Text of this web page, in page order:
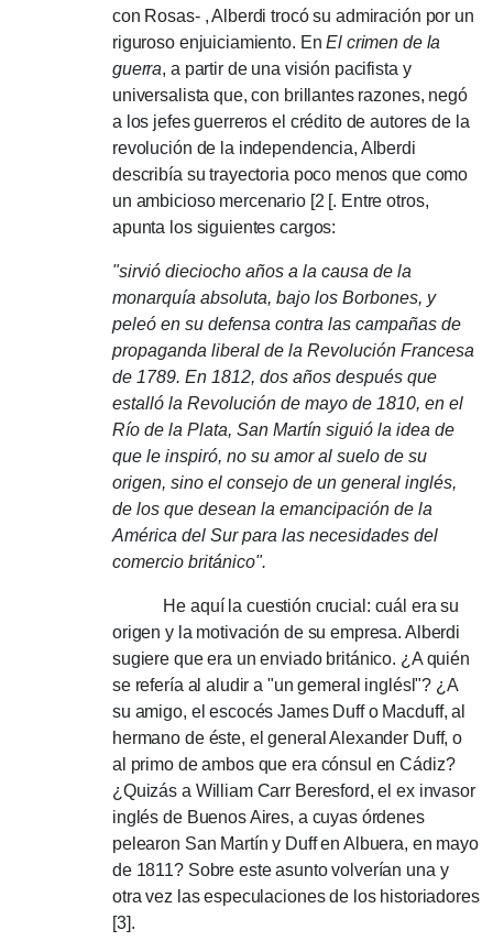
con Rosas- ,Alberdi trocó su admiración por un
riguroso enjuiciamiento. EnEl crimen de la
guerra, a partir de una visión pacifista y
universalista que, con brillantes razones, negó
a los jefes guerreros el crédito de autores de la
revolución de la independencia, Alberdi
describía su trayectoria poco menos que como
un ambicioso mercenario [2 [. Entre otros,
apunta los siguientes cargos:
"sirvió dieciocho años a la causa de la
monarquía absoluta, bajo los Borbones, y
peleó en su defensa contra las campañas de
propaganda liberal de la Revolución Francesa
de 1789. En 1812, dos años después que
estalló la Revolución de mayo de 1810, en el
Río de la Plata, San Martín siguió la idea de
que le inspiró, no su amor al suelo de su
origen, sino el consejo de un general inglés,
de los que desean la emancipación de la
América del Sur para las necesidades del
comercio británico".
He aquí la cuestión crucial: cuál era su
origen y la motivación de su empresa. Alberdi
sugiere que era un enviado británico. ¿A quién
se refería al aludir a "un gemeral inglésl"? ¿A
su amigo, el escocés James Duff o Macduff, al
hermano de éste, el general Alexander Duff, o
al primo de ambos que era cónsul en Cádiz?
¿Quizás a William Carr Beresford, el ex invasor
inglés de Buenos Aires, a cuyas órdenes
pelearon San Martín y Duff en Albuera, en mayo
de 1811? Sobre este asunto volverían una y
otra vez las especulaciones de los historiadores
[3].